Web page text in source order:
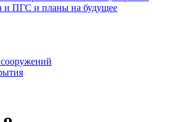
и ПГС и планы на будущее